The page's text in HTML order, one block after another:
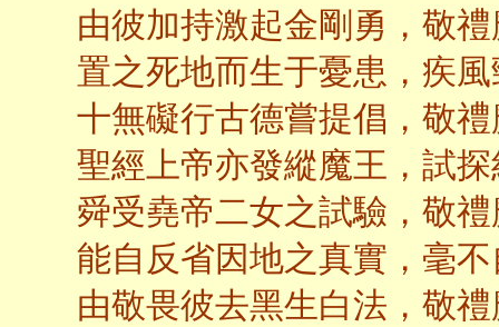
由彼加持激起金剛勇，敬
置之死地而生于憂患，疾
十無礙行古德嘗提倡，敬
聖經上帝亦發縱魔王，試
舜受堯帝二女之試驗，敬
能自反省因地之真實，毫
由敬畏彼去黑生白法，敬